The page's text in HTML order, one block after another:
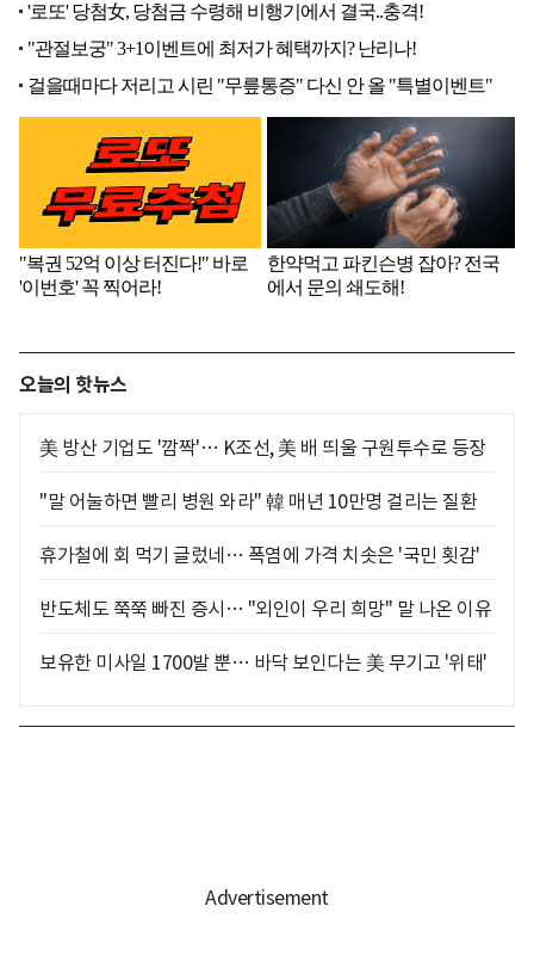
오늘의 핫뉴스
美 방산 기업도 '깜짝'… K조선, 美 배 띄울 구원투수로 등장
"말 어눌하면 빨리 병원 와라" 韓 매년 10만명 걸리는 질환
휴가철에 회 먹기 글렀네… 폭염에 가격 치솟은 '국민 횟감'
반도체도 쭉쭉 빠진 증시… "외인이 우리 희망" 말 나온 이유
보유한 미사일 1700발 뿐… 바닥 보인다는 美 무기고 '위태'